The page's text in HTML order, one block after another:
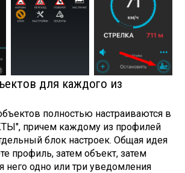
для каждого из
полностью настраиваются в
причем каждому из профилей
блок настроек. Общая идея
профиль, затем объект, затем
него одно или три уведомления